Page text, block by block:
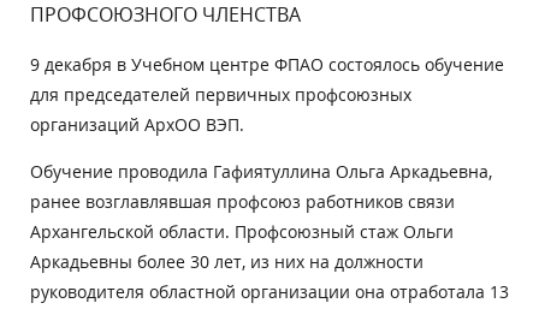
ПРОФСОЮЗНОГО ЧЛЕНСТВА
9 декабря в Учебном центре ФПАО состоялось обучение
для председателей первичных профсоюзных
организаций АрхОО ВЭП.
Обучение проводила Гафиятуллина Ольга Аркадьевна,
ранее возглавлявшая профсоюз работников связи
Архангельской области. Профсоюзный стаж Ольги
Аркадьевны более 30 лет, из них на должности
руководителя областной организации она отработала 13